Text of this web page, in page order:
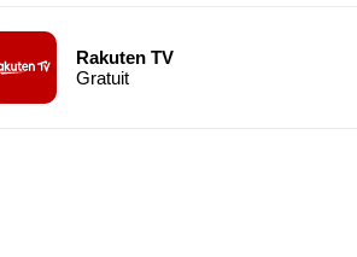
Rakuten TV
Gratuit